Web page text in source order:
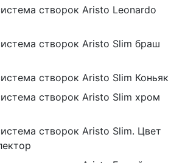
створок Aristo Leonardo
створок Aristo Slim браш
створок Aristo Slim Коньяк
створок Aristo Slim хром
створок Aristo Slim. Цвет